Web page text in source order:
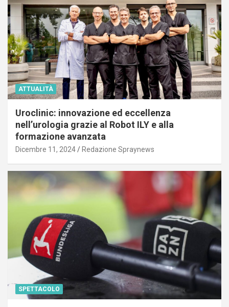
ATTUALITÀ
Uroclinic: innovazione ed eccellenza
nell’urologia grazie al Robot ILY e alla
formazione avanzata
Dicembre 11, 2024 Redazione Spraynews
SPETTACOLO